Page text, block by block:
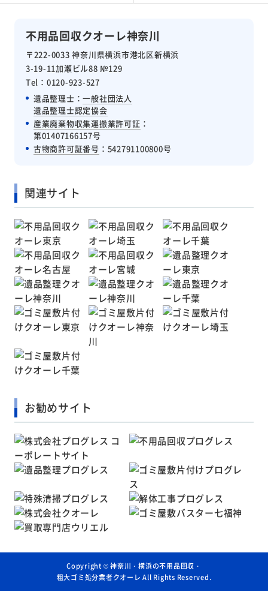
不用品回収クオーレ神奈川
〒222-0033 神奈川県横浜市港北区新横浜
3-19-11加瀬ビル88 №129
Tel：0120-923-527
遺品整理士：一般社団法人
遺品整理士認定協会
産業廃棄物収集運搬業許可証 ：
第01407166157号
古物商許可証番号 ：542791100800号
関連サイト
お勧めサイト
Copyright ©神奈川・横浜の不用品回収・
粗大ゴミ処分業者クオーレ All Rights Reserved.